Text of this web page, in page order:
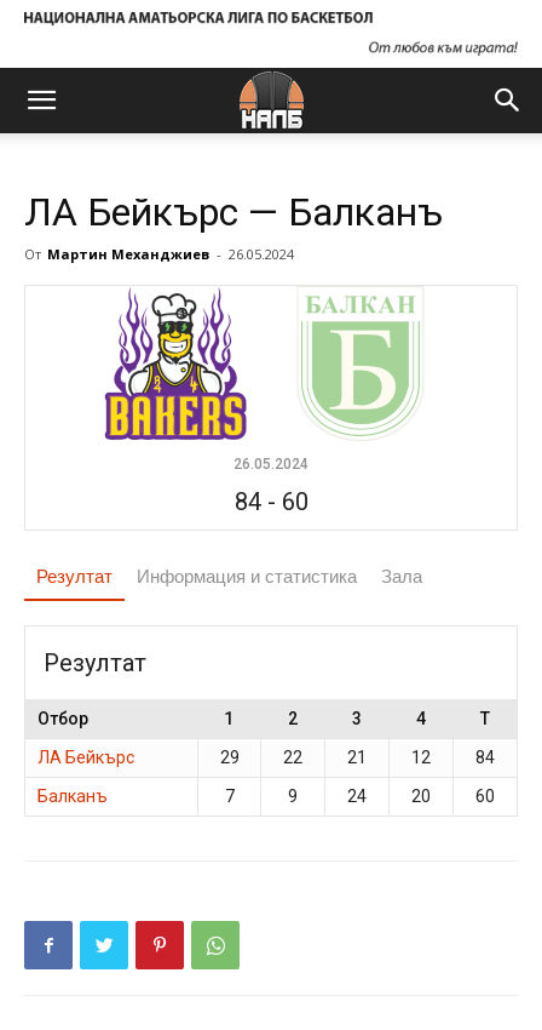
ЛА Бейкърс — Балканъ
От Мартин Механджиев - 26.05.2024
26.05.2024
84- 60
Резултат Информация и статистика Зала
Резултат
Отбор 1 2 3 4
T
ЛА Бейкърс
29 22 21 12
84
Балканъ
7 9 24 20 60